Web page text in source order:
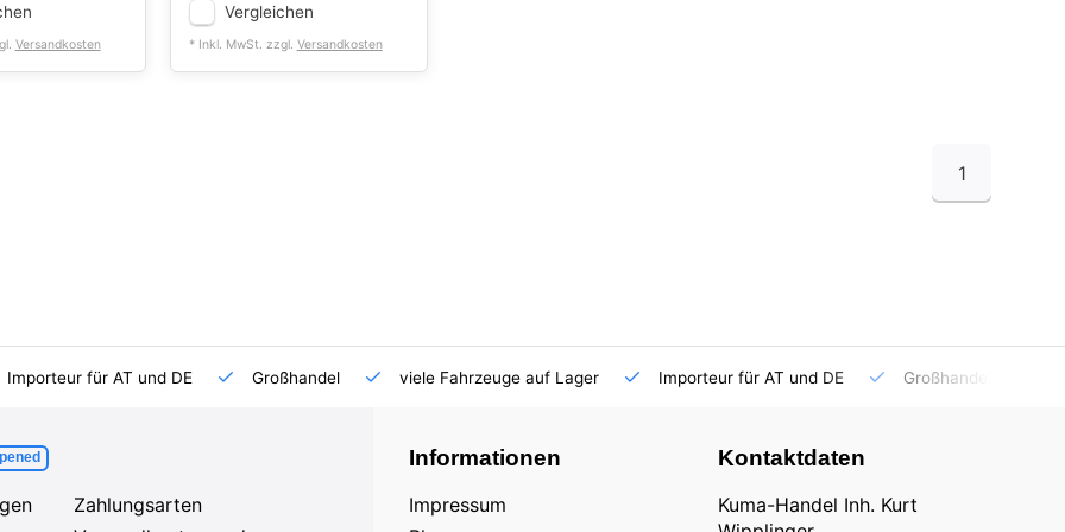
Versandkosten
Vergleichen
* Inkl. MwSt. zzgl. Versandkosten
1
Importeur für AT und DE Großhandel viele Fahrzeuge auf Lager Importeur für AT und DE Großhandel
Zahlungsarten
Informationen
Impressum
Kontaktdaten
Kuma-Handel Inh. Kurt